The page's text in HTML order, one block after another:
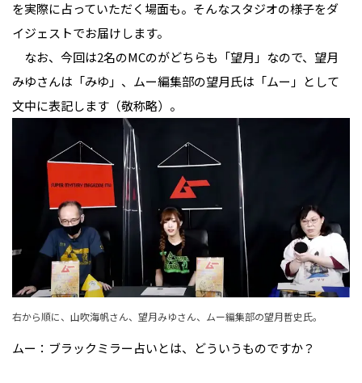
を実際に占っていただく場面も。そんなスタジオの様子をダ
イジェストでお届けします。
なお、今回は2名のMCのがどちらも「望月」なので、望月
みゆさんは「みゆ」、ムー編集部の望月氏は「ムー」として
文中に表記します（敬称略）。
右から順に、山吹海帆さん、望月みゆさん、ムー編集部の望月哲史氏。
ムー：ブラックミラー占いとは、どういうものですか？